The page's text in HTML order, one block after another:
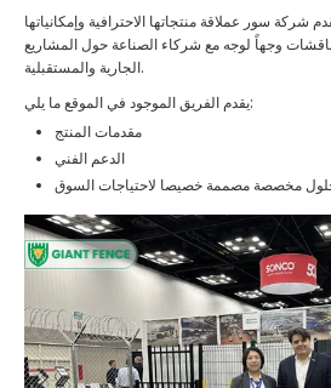
شركة سور عملاقة منتجاتها الاحترافية وإمكانياتها
وجهاً لوجه مع شركاء الصناعة حول المشاريع
الجارية والمستقبلية.
يقدم الفريق الموجود في الموقع ما يلي:
مقدمات المنتج
الدعم الفني
مخصصة مصممة خصيصا لاحتياجات السوق